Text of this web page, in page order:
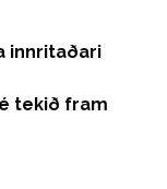
innritaðari
tekið fram